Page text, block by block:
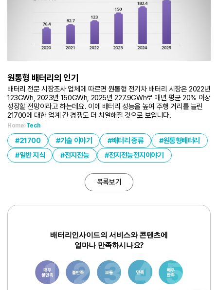
원통형 배터리의 인기
배터리 전문 시장조사 업체에 따르면 원통형 전기차 배터리 시장은 2022년
123GWh, 2023년 150GWh, 2025년 227.9GWh로 매년 평균 20% 이상
성장할 전망이라고 하는데요. 이에 배터리 성능을 높여 주행 거리를 늘린
21700에 대한 업계 간 경쟁도 더 치열해질 것으로 보입니다.
Home Tech
21700 기술 이야기 배터리 종류
원통형배터리
일반 지식
전지전능 전지전능전지이야기
목록보기
배터리인사이드의 서비스와 콘텐츠에
얼마나 만족하시나요?
1 3 6 8 10